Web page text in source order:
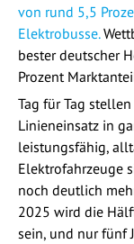
von rund 5,5
Elektrobusse.
bester deutscher
Prozent
Tag für Tag
Linieneinsatz in
leistungsfähig,
Elektrofahrzeuge
noch deutlich
2025 wird die
sein, und nur fünf